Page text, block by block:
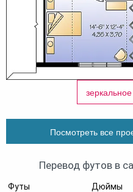
Посмотреть все
Перевод футов в
Футы Дюймы